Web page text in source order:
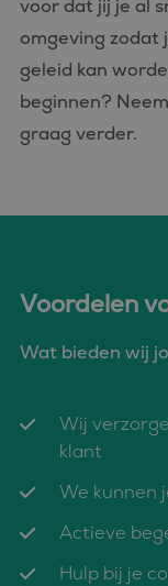
voor dat jij je al
omgeving zodat
geleid kan
beginnen?
graag verder.
Voordelen
Wat bieden wij
Wij
klant
We kunnen
Actieve
Hulp bij je